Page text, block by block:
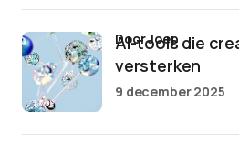
AI-tools die
versterken
door Joep
9 december 2025